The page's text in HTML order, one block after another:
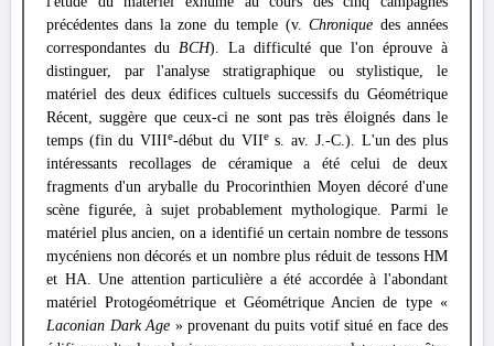
précédentes dans la zone du temple (v.Chronique des années
correspondantes du BCH). La difficulté que l'on éprouve à
distinguer, par l'analyse stratigraphique ou stylistique, le
matériel des deux édifices cultuels successifs du Géométrique
Récent, suggère que ceux-ci ne sont pas très éloignés dans le
temps (fin du VIIIe-début du VIIes. av. J.-C.). L'un des plus
intéressants recollages de céramique a été celui de deux
fragments d'un aryballe du Procorinthien Moyen décoré d'une
scène figurée, à sujet probablement mythologique. Parmi le
matériel plus ancien, on a identifié un certain nombre de tessons
mycéniens non décorés et un nombre plus réduit de tessons HM
et HA. Une attention particulière a été accordée à l'abondant
matériel Protogéométrique et Géométrique Ancien de type «
Laconian Dark Age » provenant du puits votif situé en face des